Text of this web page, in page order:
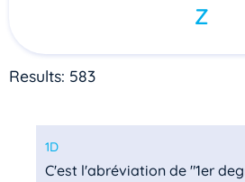
Z
Results: 583
1D
C'est l'abréviation de "1er